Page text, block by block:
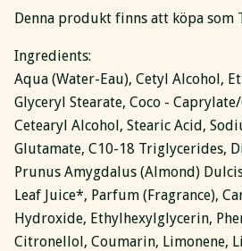
Denna produkt finns att köpa som
Ingredients:
Aqua (Water-Eau), Cetyl Alcohol,
Glyceryl Stearate, Coco -
Cetearyl Alcohol, Stearic Acid,
Glutamate, C10-18 Triglycerides,
Prunus Amygdalus (Almond)
Leaf Juice*, Parfum (Fragrance),
Hydroxide, Ethylhexylglycerin,
Citronellol, Coumarin, Limonene,